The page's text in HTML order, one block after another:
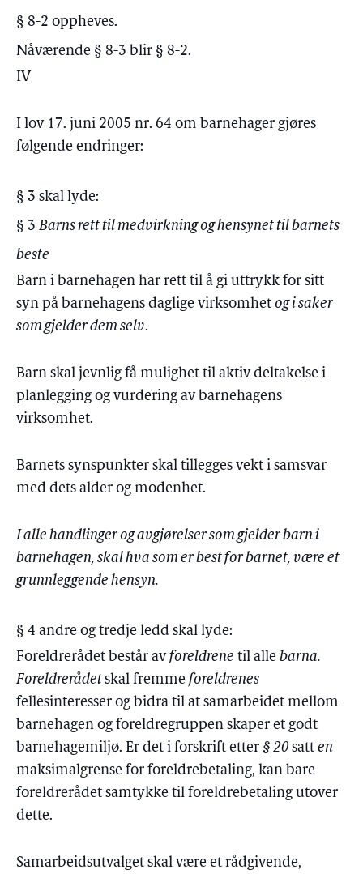
§ 8-2 oppheves.
Nåværende § 8-3 blir § 8-2.
IV
I lov 17. juni 2005 nr. 64 om barnehager gjøres
følgende endringer:
§ 3 skal lyde:
§ 3 Barns rett til medvirkning og hensynet til barnets
beste
Barn i barnehagen har rett til å gi uttrykk for sitt
syn på barnehagens daglige virksomhet og i saker
som gjelder dem selv.
Barn skal jevnlig få mulighet til aktiv deltakelse i
planlegging og vurdering av barnehagens
virksomhet.
Barnets synspunkter skal tillegges vekt i samsvar
med dets alder og modenhet.
I alle handlinger og avgjørelser som gjelder barn i
barnehagen, skal hva som er best for barnet, være et
grunnleggende hensyn.
§ 4 andre og tredje ledd skal lyde:
Foreldrerådet består avforeldrene til alle barna.
Foreldrerådetskal fremme foreldrenes
fellesinteresser og bidra til at samarbeidet mellom
barnehagen og foreldregruppen skaper et godt
barnehagemiljø. Er det i forskrift etter § 20 satt en
maksimalgrense for foreldrebetaling, kan bare
foreldrerådet samtykke til foreldrebetaling utover
dette.
Samarbeidsutvalget skal være et rådgivende,